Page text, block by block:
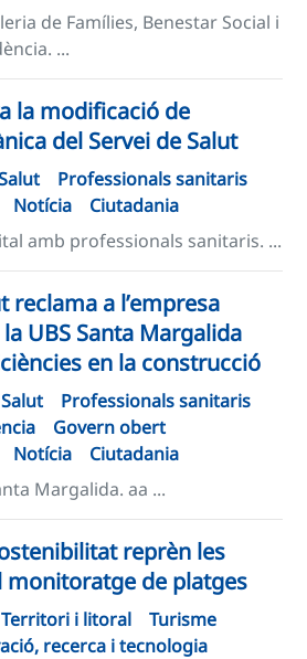
de Famílies, Benestar Social i
...
la modificació de
del Servei de Salut​
Professionals sanitaris
Notícia
Ciutadania
amb professionals sanitaris. ...
reclama a l’empresa
UBS Santa Margalida
en la construcció
Salut
Professionals sanitaris
Govern obert
Notícia
Ciutadania
Margalida. aa ...
reprèn les
monitoratge de platges
Territori i litoral
Turisme
recerca i tecnologia